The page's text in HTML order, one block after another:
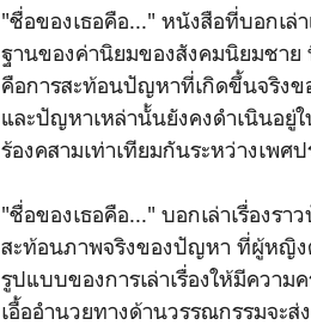
"ชื่อของเธอคือ..." หนังสือที่บอกเ
ฐานของค่านิยมของสังคมนิยมชาย
คือการสะท้อนปัญหาที่เกิดขึ้นจริงข
และปัญหาเหล่านั้นยังคงดำเนินอยู่
ร้องคสามเท่าเทียมกันระหว่างเพ
"ชื่อของเธอคือ..." บอกเล่าเรื่องร
สะท้อนภาพจริงของปัญหา ที่ผู้หญิง
รูปแบบของการเล่าเรื่องให้มีควา
เอื้ออำนวยทางด้านวรรณกรรมจะ